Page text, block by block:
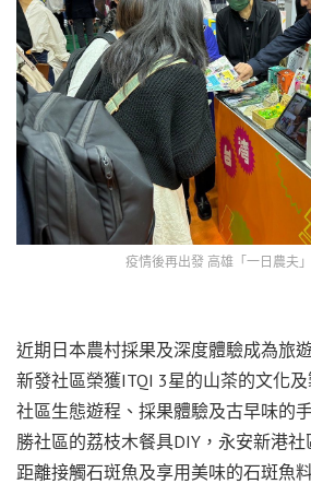
疫情後再出發 高雄「一日農夫
近期日本農村採果及深度體驗成為旅
新發社區榮獲ITQI 3星的山茶的文化
社區生態遊程、採果體驗及古早味的
勝社區的荔枝木餐具DIY，永安新港
距離接觸石斑魚及享用美味的石斑魚